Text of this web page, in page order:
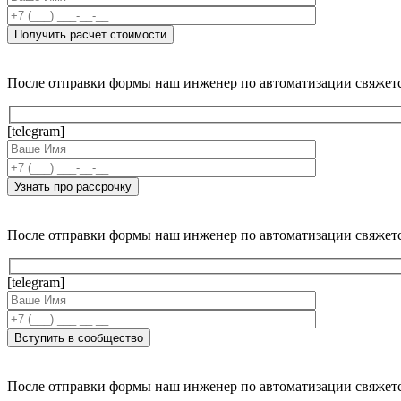
После отправки формы наш инженер по автоматизации
[telegram]
После отправки формы наш инженер по автоматизации
[telegram]
После отправки формы наш инженер по автоматизации